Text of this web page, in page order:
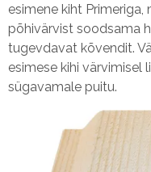
esimene kiht
põhivärvist soodsama
tugevdavat kõvendit.
esimese kihi värvimisel
sügavamale puitu.